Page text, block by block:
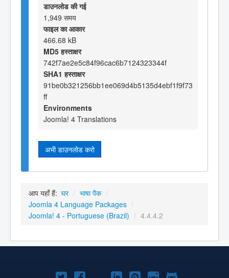
डाउनलोड की गई
1,949 समय
फाइल का आकार
466.68 kB
MD5 हस्ताक्षर
742f7ae2e5c84f96cac6b7124323344f
SHA1 हस्ताक्षर
91be0b321256bb1ee069d4b5135d4ebf1f9f73
ff
Environments
Joomla! 4 Translations
अभी डाउनलोड करो
आप यहाँ हैं: घर / भाषा पैक /
Joomla 4 Language Packages /
Joomla! 4 - Portuguese (Brazil) / 4.4.4.2